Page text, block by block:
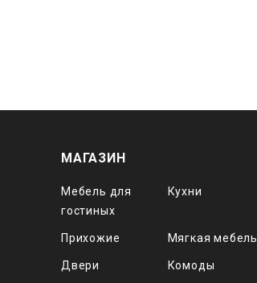
МАГАЗИН
Мебель для
гостиных
Кухни
Прихожие Мягкая мебель
Двери Комоды